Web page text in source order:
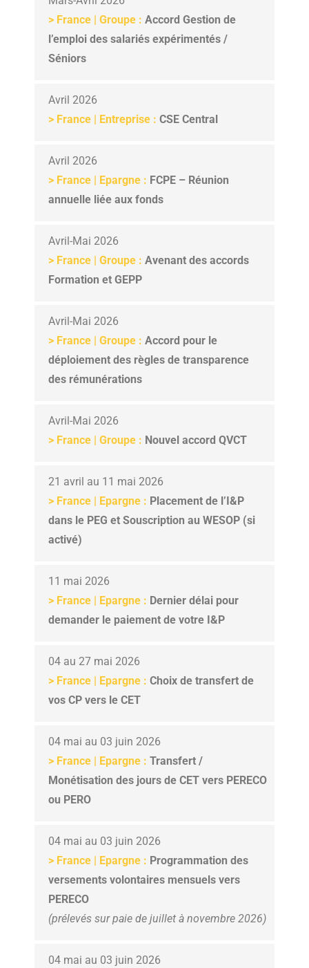
> France | Groupe : Accord Gestion de
l’emploi des salariés expérimentés /
Séniors
Avril 2026
> France | Entreprise : CSE Central
Avril 2026
> France | Epargne : FCPE – Réunion
annuelle liée aux fonds
Avril-Mai 2026
> France | Groupe : Avenant des accords
Formation et GEPP
Avril-Mai 2026
> France | Groupe : Accord pour le
déploiement des règles de transparence
des rémunérations
Avril-Mai 2026
> France | Groupe : Nouvel accord QVCT
21 avril au 11 mai 2026
> France | Epargne : Placement de l’I&P
dans le PEG et Souscription au WESOP (si
activé)
11 mai 2026
> France | Epargne : Dernier délai pour
demander le paiement de votre I&P
04 au 27 mai 2026
> France | Epargne : Choix de transfert de
vos CP vers le CET
04 mai au 03 juin 2026
> France | Epargne : Transfert /
Monétisation des jours de CET vers PERECO
ou PERO
04 mai au 03 juin 2026
> France | Epargne : Programmation des
versements volontaires mensuels vers
PERECO
(prélevés sur paie de juillet à novembre 2026)
04 mai au 03 juin 2026